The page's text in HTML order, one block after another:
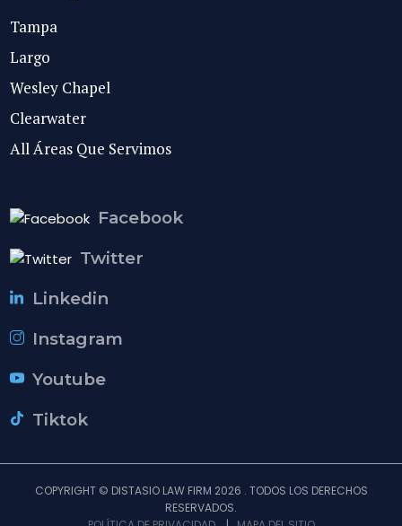
Tampa
Largo
Wesley Chapel
Clearwater
All Áreas Que Servimos
Facebook
Twitter
Linkedin
Instagram
Youtube
Tiktok
COPYRIGHT © DISTASIO LAW FIRM 2026 . TODOS LOS DERECHOS
RESERVADOS.